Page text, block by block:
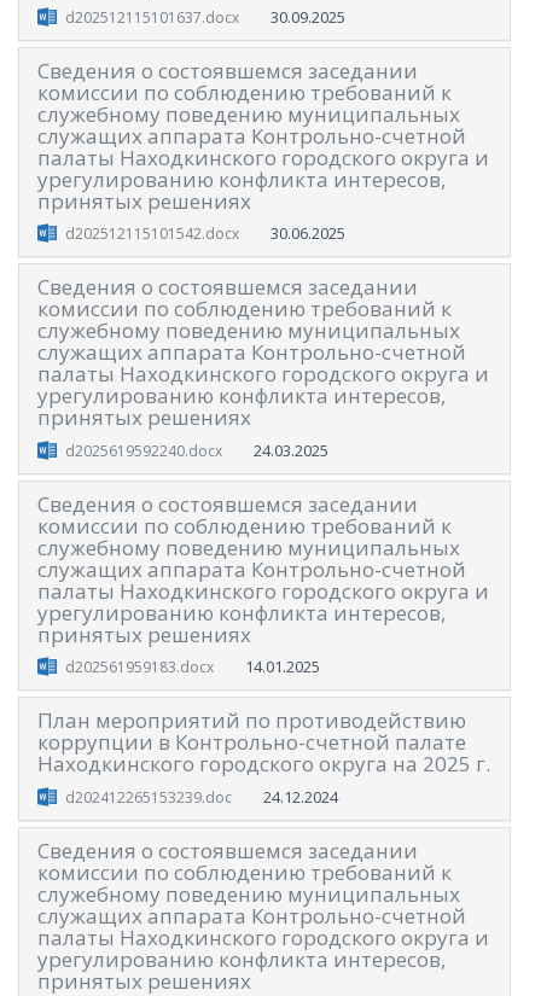
d202512115101637.docx 30.09.2025
Сведения о состоявшемся заседании
комиссии по соблюдению требований к
служебному поведению муниципальных
служащих аппарата Контрольно-счетной
палаты Находкинского городского округа и
урегулированию конфликта интересов,
принятых решениях
d202512115101542.docx 30.06.2025
Сведения о состоявшемся заседании
комиссии по соблюдению требований к
служебному поведению муниципальных
служащих аппарата Контрольно-счетной
палаты Находкинского городского округа и
урегулированию конфликта интересов,
принятых решениях
d2025619592240.docx 24.03.2025
Сведения о состоявшемся заседании
комиссии по соблюдению требований к
служебному поведению муниципальных
служащих аппарата Контрольно-счетной
палаты Находкинского городского округа и
урегулированию конфликта интересов,
принятых решениях
d202561959183.docx 14.01.2025
План мероприятий по противодействию
коррупции в Контрольно-счетной палате
Находкинского городского округа на 2025 г.
d202412265153239.doc 24.12.2024
Сведения о состоявшемся заседании
комиссии по соблюдению требований к
служебному поведению муниципальных
служащих аппарата Контрольно-счетной
палаты Находкинского городского округа и
урегулированию конфликта интересов,
принятых решениях